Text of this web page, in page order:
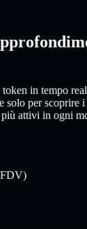
in tempo
solo per scoprire
più attivi in ogni